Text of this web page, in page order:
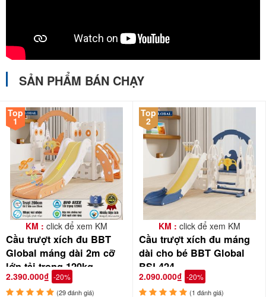
SẢN PHẨM BÁN CHẠY
Top
1
KM : click để xem KM
Cầu trượt xích đu BBT
Global máng dài 2m cỡ
lớn tải trọng 120kg
BSL411
2.390.000₫ -20%
(29 đánh giá)
Top
2
KM : click để xem KM
Cầu trượt xích đu máng
dài cho bé BBT Global
BSL424
2.090.000₫ -20%
(1 đánh giá)